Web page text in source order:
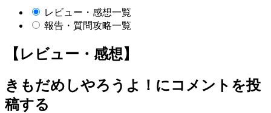
レビュー・感想一覧
報告・質問攻略一覧
【レビュー・感想】
きもだめしやろうよ！ にコメントを投
稿する